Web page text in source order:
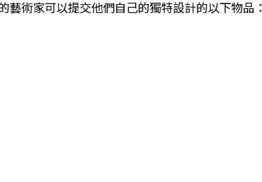
藝術家可以提交他們自己的獨特設計的以下物品：